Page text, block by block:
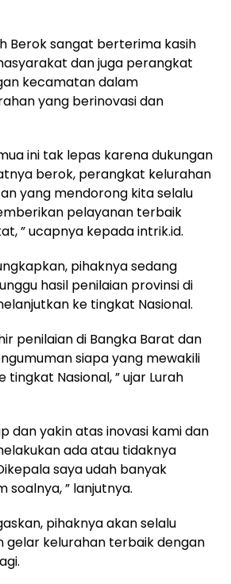
Berok sangat berterima kasih
dan juga perangkat
kecamatan dalam
yang berinovasi dan
ini tak lepas karena dukungan
berok, perangkat kelurahan
yang mendorong kita selalu
pelayanan terbaik
” ucapnya kepada intrik.id.
pihaknya sedang
hasil penilaian provinsi di
ke tingkat Nasional.
penilaian di Bangka Barat dan
siapa yang mewakili
tingkat Nasional, ” ujar Lurah
dan yakin atas inovasi kami dan
ada atau tidaknya
saya udah banyak
” lanjutnya.
pihaknya akan selalu
kelurahan terbaik dengan